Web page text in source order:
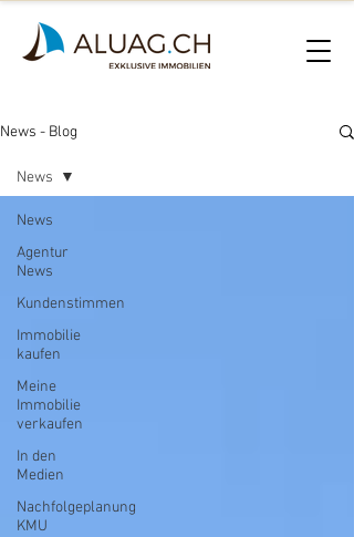
News - Blog
News
Agentur
News
Kundenstimmen
Immobilie
kaufen
Meine
Immobilie
verkaufen
In den
Medien
Nachfolgeplanung
KMU
News